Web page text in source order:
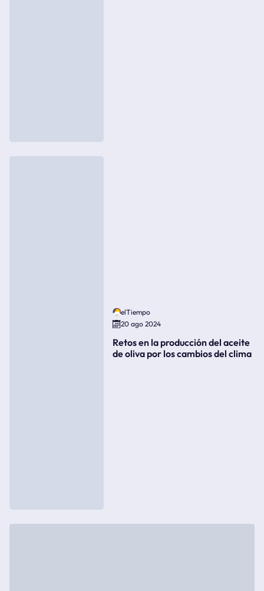
elTiempo
20 ago 2024
Retos en la producción del aceite
de oliva por los cambios del clima